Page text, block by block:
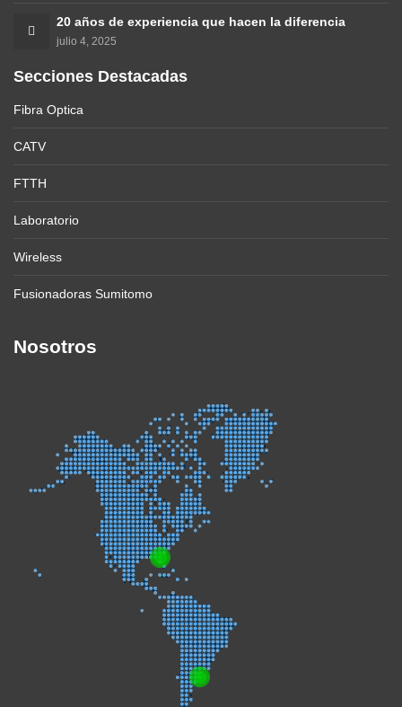
20 años de experiencia que hacen la diferencia
julio 4, 2025
Secciones Destacadas
Fibra Optica
CATV
FTTH
Laboratorio
Wireless
Fusionadoras Sumitomo
Nosotros